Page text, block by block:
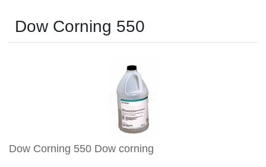
Dow Corning 550
Dow Corning 550 Dow corning